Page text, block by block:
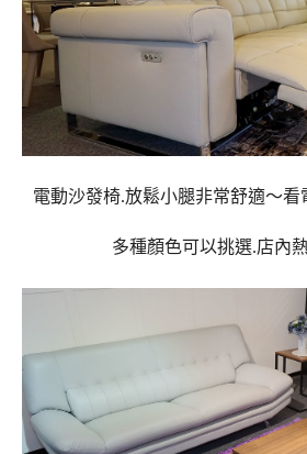
電動沙發椅.放鬆小腿非常舒適～
多種顏色可以挑選.店內